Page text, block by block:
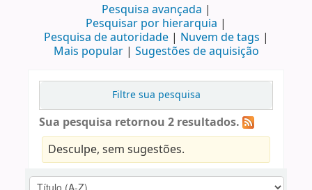
Pesquisa avançada
Pesquisar por hierarquia
Pesquisa de autoridade
Nuvem de tags
Mais popular
Sugestões de aquisição
Filtre sua pesquisa
Sua pesquisa retornou 2 resultados.
Desculpe, sem sugestões.